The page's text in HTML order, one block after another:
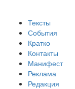
Тексты
События
Кратко
Контакты
Манифест
Реклама
Редакция